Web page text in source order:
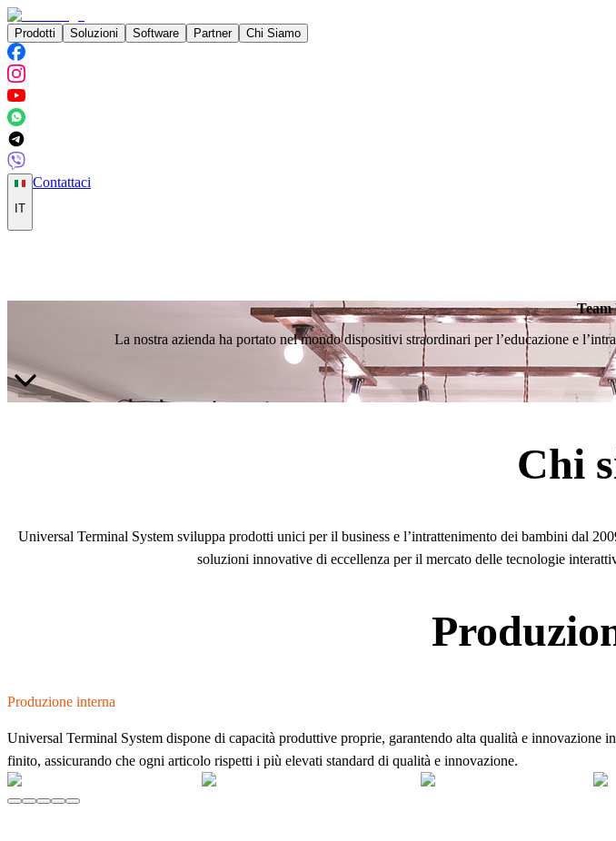
Prodotti Soluzioni Software Partner Chi Siamo
IT
Contattaci
Team
La nostra azienda ha portato nel mondo dispositivi straordinari per l’educazione e
Chi
Universal Terminal System sviluppa prodotti unici per il business e l’intrattenimento dei bambini dal
soluzioni innovative di eccellenza per il mercato delle tecnologie
Produzione interna
Universal Terminal System dispone di capacità produttive proprie, garantendo alta qualità e
finito, assicurando che ogni articolo rispetti i più elevati standard di qualità e innovazione.